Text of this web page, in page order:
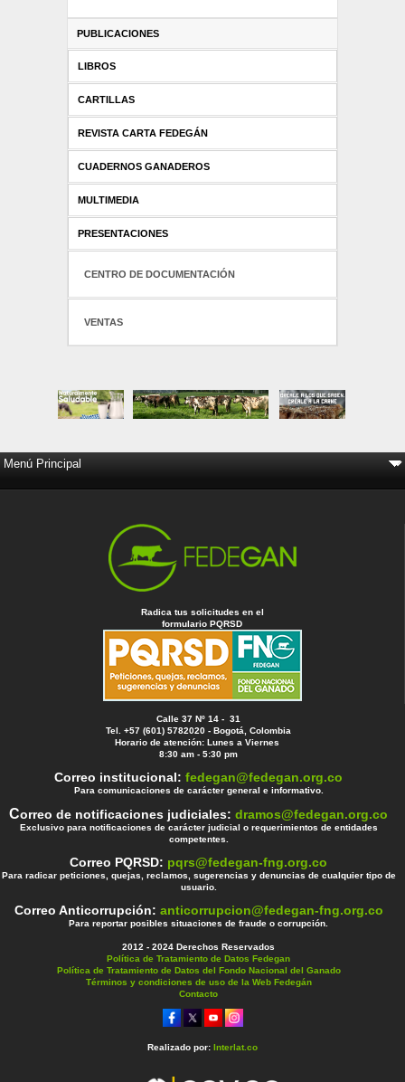
PUBLICACIONES
LIBROS
CARTILLAS
REVISTA CARTA FEDEGÁN
CUADERNOS GANADEROS
MULTIMEDIA
PRESENTACIONES
CENTRO DE DOCUMENTACIÓN
VENTAS
Radica tus solicitudes en el
formulario PQRSD
Calle 37 Nº 14 - 31
Tel. +57 (601) 5782020 - Bogotá, Colombia
Horario de atención: Lunes a Viernes
8:30 am - 5:30 pm
Correo institucional:fedegan@fedegan.org.co
Para comunicaciones de carácter general e informativo.
Correo de notificaciones judiciales:dramos@fedegan.org.co
Exclusivo para notificaciones de carácter judicial o requerimientos de entidades
competentes.
Correo PQRSD: pqrs@fedegan-fng.org.co
Para radicar peticiones, quejas, reclamos, sugerencias y denuncias de cualquier tipo de
usuario.
Correo Anticorrupción: anticorrupcion@fedegan-fng.org.co
Para reportar posibles situaciones de fraude o corrupción.
2012 - 2024 Derechos Reservados
Política de Tratamiento de Datos Fedegan
Política de Tratamiento de Datos del Fondo Nacional del Ganado
Términos y condiciones de uso de la Web Fedegán
Contacto
Realizado por: Interlat.co